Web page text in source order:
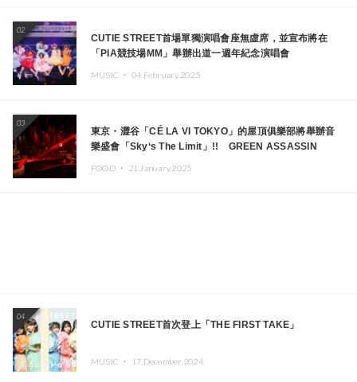
02
CUTIE STREET首場單獨演唱會座無虛席，並宣布將在
「PIA競技場MM」舉辦出道一週年紀念演唱會
MUSIC ・ 04.February.2025
03
東京・澀谷「CÉ LA VI TOKYO」的屋頂俱樂部將舉辦音
樂盛會「Sky‘s The Limit」!! GREEN ASSASSIN
本頂尖DJ及創作者齊聚一堂
FOOD ・ 21.January.2025
04
CUTIE STREET首次登上「THE FIRST TAKE」
MUSIC ・ 17.December.2024